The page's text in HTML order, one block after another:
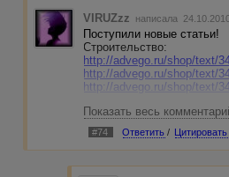
VIRUZzz написала
Поступили новые статьи!
Строительство:
http://advego.ru/shop/text/
http://advego.ru/shop/text/
http://advego.ru/shop/text/
Игры:
http://advego.ru/shop/text/
http://advego.ru/shop/text/
http://advego.ru/shop/text/
Показать весь
#74 Ответить / Цитировать